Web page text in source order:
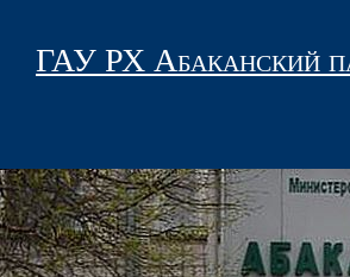
ГАУ РХ Абаканский